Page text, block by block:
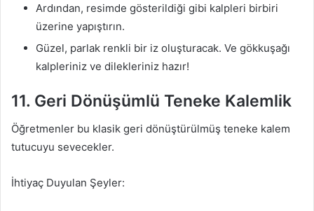
Ardından, resimde gösterildiği gibi kalpleri birbiri
üzerine yapıştırın.
Güzel, parlak renkli bir iz oluşturacak. Ve gökkuşağı
kalpleriniz ve dilekleriniz hazır!
11. Geri Dönüşümlü Teneke Kalemlik
Öğretmenler bu klasik geri dönüştürülmüş teneke kalem
tutucuyu sevecekler.
İhtiyaç Duyulan Şeyler: